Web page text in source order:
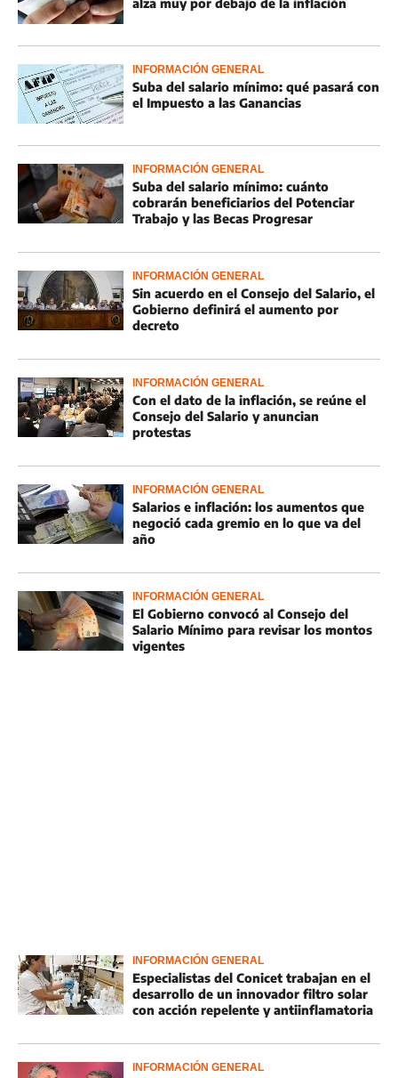
alza muy por debajo de la inflación
INFORMACIÓN GENERAL
Suba del salario mínimo: qué pasará con
el Impuesto a las Ganancias
INFORMACIÓN GENERAL
Suba del salario mínimo: cuánto
cobrarán beneficiarios del Potenciar
Trabajo y las Becas Progresar
INFORMACIÓN GENERAL
Sin acuerdo en el Consejo del Salario, el
Gobierno definirá el aumento por
decreto
INFORMACIÓN GENERAL
Con el dato de la inflación, se reúne el
Consejo del Salario y anuncian
protestas
INFORMACIÓN GENERAL
Salarios e inflación: los aumentos que
negoció cada gremio en lo que va del
año
INFORMACIÓN GENERAL
El Gobierno convocó al Consejo del
Salario Mínimo para revisar los montos
vigentes
INFORMACIÓN GENERAL
Especialistas del Conicet trabajan en el
desarrollo de un innovador filtro solar
con acción repelente y antiinflamatoria
INFORMACIÓN GENERAL